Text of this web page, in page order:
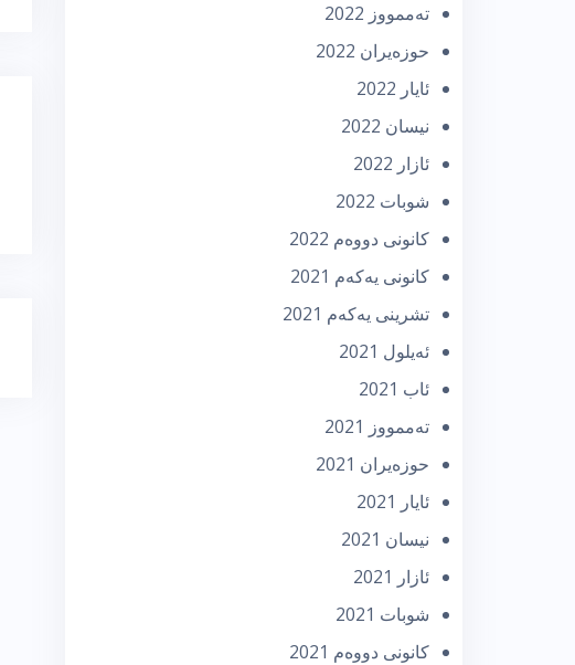
تەممووز 2022
حوزه‌یران 2022
ئایار 2022
نیسان 2022
ئازار 2022
شوبات 2022
كانونی دووه‌م 2022
كانونی یه‌كه‌م 2021
تشرینی یه‌كه‌م 2021
ئه‌یلول 2021
ئاب 2021
تەممووز 2021
حوزه‌یران 2021
ئایار 2021
نیسان 2021
ئازار 2021
شوبات 2021
كانونی دووه‌م 2021